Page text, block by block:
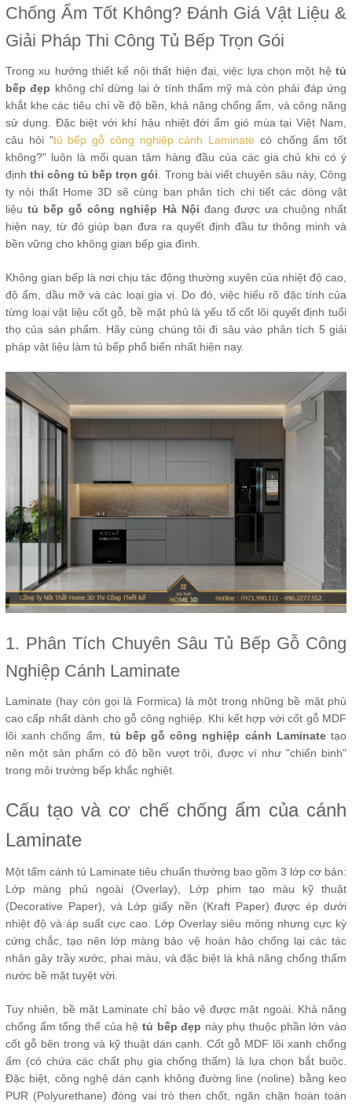
Chống Ẩm Tốt Không? Đánh Giá Vật Liệu &
Giải Pháp Thi Công Tủ Bếp Trọn Gói
Trong xu hướng thiết kế nội thất hiện đại, việc lựa chọn một hệ tủ
bếp đẹp không chỉ dừng lại ở tính thẩm mỹ mà còn phải đáp ứng
khắt khe các tiêu chí về độ bền, khả năng chống ẩm, và công năng
sử dụng. Đặc biệt với khí hậu nhiệt đới ẩm gió mùa tại Việt Nam,
câu hỏi "tủ bếp gỗ công nghiệp cánh Laminate có chống ẩm tốt
không?" luôn là mối quan tâm hàng đầu của các gia chủ khi có ý
địnhthi công tủ bếp trọn gói . Trong bài viết chuyên sâu này, Công
ty nội thất Home 3D sẽ cùng bạn phân tích chi tiết các dòng vật
liệutủ bếp gỗ công nghiệp Hà Nội đang được ưa chuộng nhất
hiện nay, từ đó giúp bạn đưa ra quyết định đầu tư thông minh và
bền vững cho không gian bếp gia đình.
Không gian bếp là nơi chịu tác động thường xuyên của nhiệt độ cao,
độ ẩm, dầu mỡ và các loại gia vị. Do đó, việc hiểu rõ đặc tính của
từng loại vật liệu cốt gỗ, bề mặt phủ là yếu tố cốt lõi quyết định tuổi
thọ của sản phẩm. Hãy cùng chúng tôi đi sâu vào phân tích 5 giải
pháp vật liệu làm tủ bếp phổ biến nhất hiện nay.
1. Phân Tích Chuyên Sâu Tủ Bếp Gỗ Công
Nghiệp Cánh Laminate
Laminate (hay còn gọi là Formica) là một trong những bề mặt phủ
cao cấp nhất dành cho gỗ công nghiệp. Khi kết hợp với cốt gỗ MDF
lõi xanh chống ẩm, tủ bếp gỗ công nghiệp cánh Laminatetạo
nên một sản phẩm có độ bền vượt trội, được ví như "chiến binh"
trong môi trường bếp khắc nghiệt.
Cấu tạo và cơ chế chống ẩm của cánh
Laminate
Một tấm cánh tủ Laminate tiêu chuẩn thường bao gồm 3 lớp cơ bản:
Lớp màng phủ ngoài (Overlay), Lớp phim tạo màu kỹ thuật
(Decorative Paper), và Lớp giấy nền (Kraft Paper) được ép dưới
nhiệt độ và áp suất cực cao. Lớp Overlay siêu mỏng nhưng cực kỳ
cứng chắc, tạo nên lớp màng bảo vệ hoàn hảo chống lại các tác
nhân gây trầy xước, phai màu, và đặc biệt là khả năng chống thấm
nước bề mặt tuyệt vời.
Tuy nhiên, bề mặt Laminate chỉ bảo vệ được mặt ngoài. Khả năng
chống ẩm tổng thể của hệ tủ bếp đẹp này phụ thuộc phần lớn vào
cốt gỗ bên trong và kỹ thuật dán cạnh. Cốt gỗ MDF lõi xanh chống
ẩm (có chứa các chất phụ gia chống thấm) là lựa chọn bắt buộc.
Đặc biệt, công nghệ dán cạnh không đường line (noline) bằng keo
PUR (Polyurethane) đóng vai trò then chốt, ngăn chặn hoàn toàn